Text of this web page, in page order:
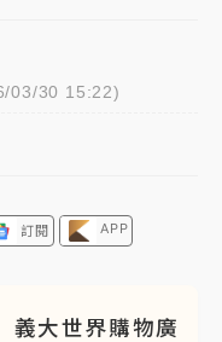
預約開賣一度塞車
03/30 15:22)
訂閱 APP
義大世界購物廣